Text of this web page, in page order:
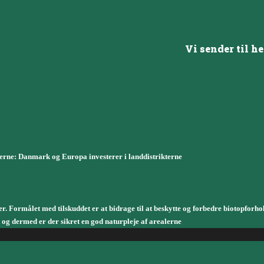
Vi sender til
Danmark og Europa investerer i landdistrikterne
Formålet med tilskuddet er at bidrage til at beskytte og forbedre
dermed er der sikret en god naturpleje af arealerne